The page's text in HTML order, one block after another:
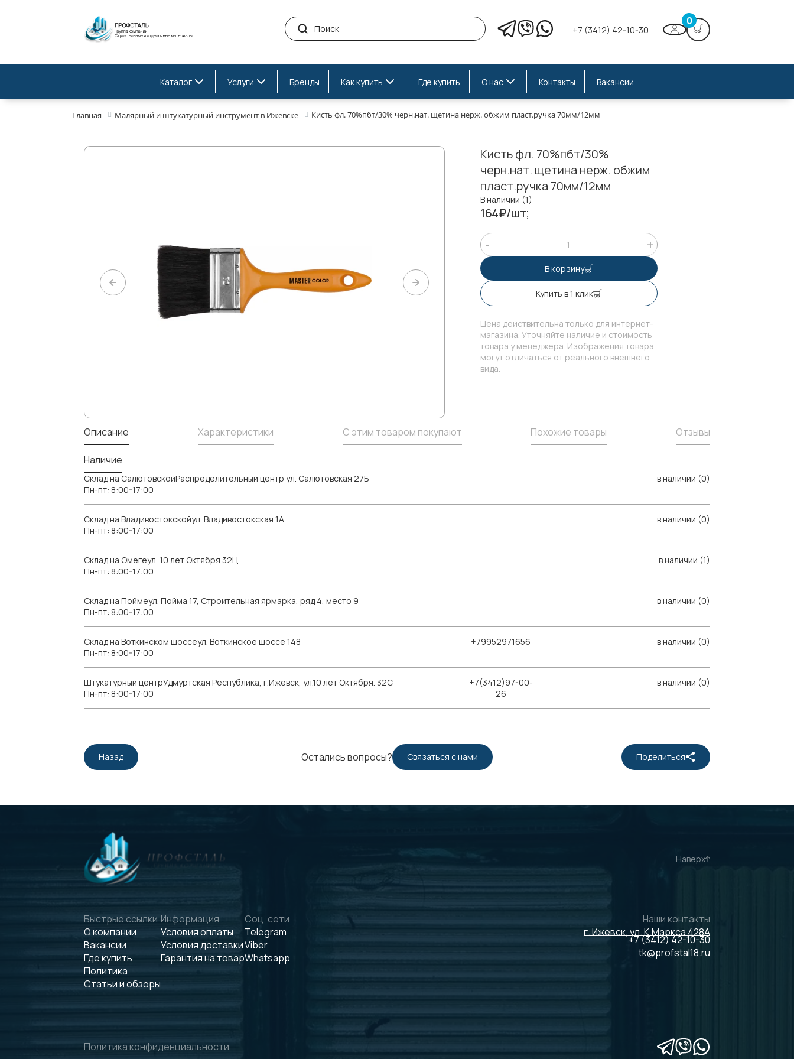
+7 (3412) 42-10-30
0
Каталог Услуги Бренды Как купить Где купить О нас Контакты Вакансии
Главная Малярный и штукатурный инструмент в Ижевске Кисть фл. 70%пбт/30% черн.нат. щетина нерж. обжим пласт.ручка 70мм/12мм
Кисть фл. 70%пбт/30%
черн.нат. щетина нерж. обжим
пласт.ручка 70мм/12мм
В наличии (1)
164₽/шт;
В корзину
Купить в 1 клик
Цена действительна только для интернет-
магазина. Уточняйте наличие и стоимость
товара у менеджера. Изображения товара
могут отличаться от реального внешнего
вида.
Описание Характеристики С этим товаром покупают Похожие товары Отзывы
Наличие
Склад на СалютовскойРаспределительный центр ул. Салютовская 27Б
Пн-пт: 8:00-17:00
в наличии (0)
Склад на Владивостокскойул. Владивостокская 1А
Пн-пт: 8:00-17:00
в наличии (0)
Склад на Омегеул. 10 лет Октября 32Ц
Пн-пт: 8:00-17:00
в наличии (1)
Склад на Поймеул. Пойма 17, Строительная ярмарка, ряд 4, место 9
Пн-пт: 8:00-17:00
в наличии (0)
Склад на Воткинском шоссеул. Воткинское шоссе 148
Пн-пт: 8:00-17:00
+79952971656 в наличии (0)
Штукатурный центрУдмуртская Республика, г.Ижевск, ул.10 лет Октября. 32С
Пн-пт: 8:00-17:00
+7(3412)97-00-
26
в наличии (0)
Остались вопросы? Связаться с нами
Назад Поделиться
Наверх
Быстрые ссылки
О компании
Вакансии
Где купить
Политика
Статьи и обзоры
Информация
Условия оплаты
Условия доставки
Гарантия на товар
Соц. сети
Telegram
Viber
Whatsapp
Наши контакты
г. Ижевск, ул. К.Маркса 428А
+7 (3412) 42-10-30
tk@profstal18.ru
Политика конфиденциальности